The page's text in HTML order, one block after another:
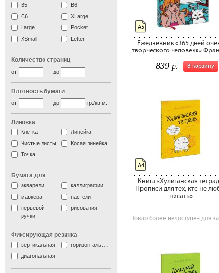
Ежедневник «365 дней
творческого человека»
В корзину
839 р.
А5
Книга «Хулиганская
Прописи для тех, кто не
писать»
Товар более недоступен для
А4
B5
B6
C6
XLarge
Large
Pocket
XSmall
Letter
Количество страниц
до
от
Плотность бумаги
до
от гр./кв.м.
Линовка
Клетка
Линейка
Чистые листы
Косая линейка
Точка
Бумага для
акварели
каллиграфии
маркера
пастели
перьевой
ручки
рисования
Фиксирующая резинка
вертикальная
горизонтальная
диагональная